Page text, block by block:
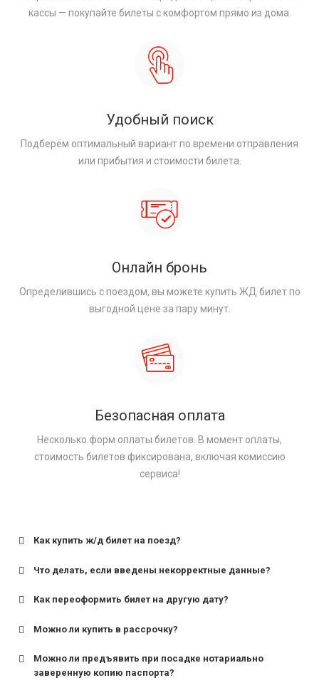
кассы — покупайте билеты с комфортом прямо из дома.
Удобный поиск
Подберём оптимальный вариант по времени отправления
или прибытия и стоимости билета.
Онлайн бронь
Определившись с поездом, вы можете купить ЖД билет по
выгодной цене за пару минут.
Безопасная оплата
Несколько форм оплаты билетов. В момент оплаты,
стоимость билетов фиксирована, включая комиссию
сервиса!
Как купить ж/д билет на поезд?
Что делать, если введены некорректные данные?
Как переоформить билет на другую дату?
Можно ли купить в рассрочку?
Можно ли предъявить при посадке нотариально
заверенную копию паспорта?